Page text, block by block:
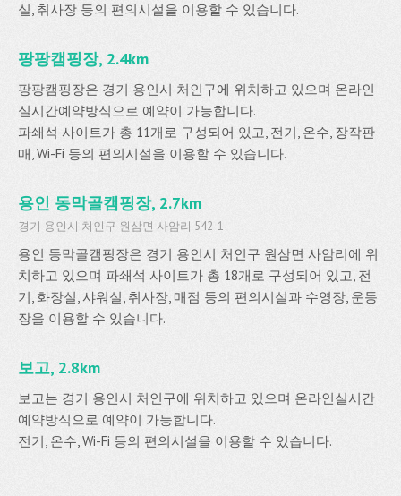
실, 취사장 등의 편의시설을 이용할 수 있습니다.
팡팡캠핑장, 2.4km
팡팡캠핑장은 경기 용인시 처인구에 위치하고 있으며 온라인
실시간예약방식으로 예약이 가능합니다.
파쇄석 사이트가 총 11개로 구성되어 있고, 전기, 온수, 장작판
매, Wi-Fi 등의 편의시설을 이용할 수 있습니다.
용인 동막골캠핑장, 2.7km
경기 용인시 처인구 원삼면 사암리 542-1
용인 동막골캠핑장은 경기 용인시 처인구 원삼면 사암리에 위
치하고 있으며 파쇄석 사이트가 총 18개로 구성되어 있고, 전
기, 화장실, 샤워실, 취사장, 매점 등의 편의시설과 수영장, 운동
장을 이용할 수 있습니다.
보고, 2.8km
보고는 경기 용인시 처인구에 위치하고 있으며 온라인실시간
예약방식으로 예약이 가능합니다.
전기, 온수, Wi-Fi 등의 편의시설을 이용할 수 있습니다.